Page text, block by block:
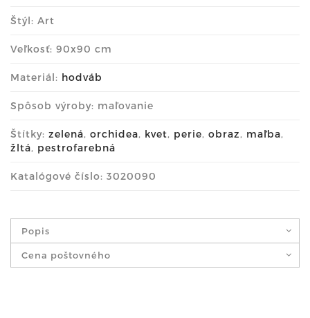
Štýl: Art
Veľkosť: 90x90 cm
Materiál: hodváb
Spôsob výroby: maľovanie
Štítky: zelená, orchidea, kvet, perie, obraz, maľba,
žltá, pestrofarebná
Katalógové číslo: 3020090
Popis
Cena poštovného